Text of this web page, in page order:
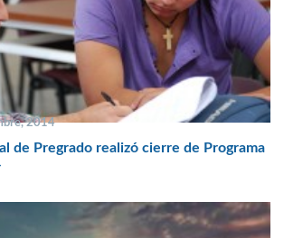
2014
de Pregrado realizó cierre de Programa